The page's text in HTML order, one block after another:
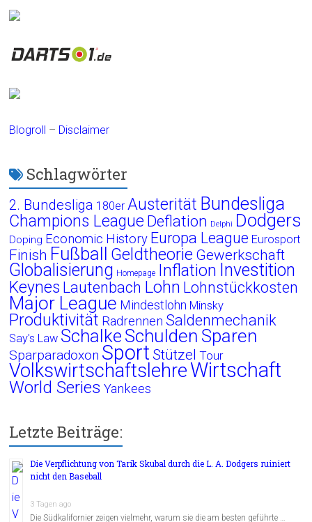
Blogroll – Disclaimer
Schlagwörter
2. Bundesliga 180er Austerität Bundesliga
Champions League Deflation Delphi Dodgers
Doping Economic History Europa League Eurosport
Finish Fußball Geldtheorie Gewerkschaft
Globalisierung Homepage Inflation Investition
Keynes Lautenbach Lohn Lohnstückkosten
Major League Mindestlohn Minsky
Produktivität Radrennen Saldenmechanik
Say's Law Schalke Schulden Sparen
Sparparadoxon Sport Stützel Tour
VolkswirtschaftslehreWirtschaft
World Series Yankees
Letzte Beiträge:
Die Verpflichtung von Tarik Skubal durch die L. A. Dodgers ruiniert
nicht den Baseball
3 Tagen ago
Die Südkalifornier zeigen vielmehr, warum sie die am besten geführte …